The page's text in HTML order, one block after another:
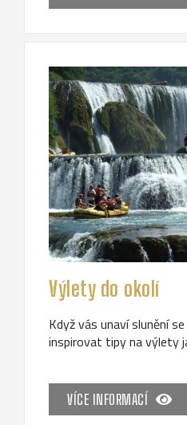
Výlety do okolí
Když vás unaví slunění
inspirovat tipy na výlety
VÍCE INFORMACÍ